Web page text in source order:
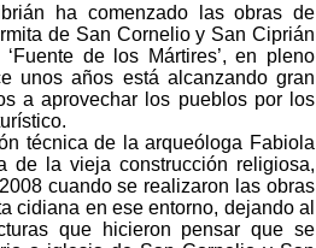
ha comenzado las obras de
de San Cornelio y San Ciprián
de los Mártires’, en pleno
unos años está alcanzando gran
a aprovechar los pueblos por los
técnica de la arqueóloga Fabiola
de la vieja construcción religiosa,
cuando se realizaron las obras
cidiana en ese entorno, dejando al
que hicieron pensar que se